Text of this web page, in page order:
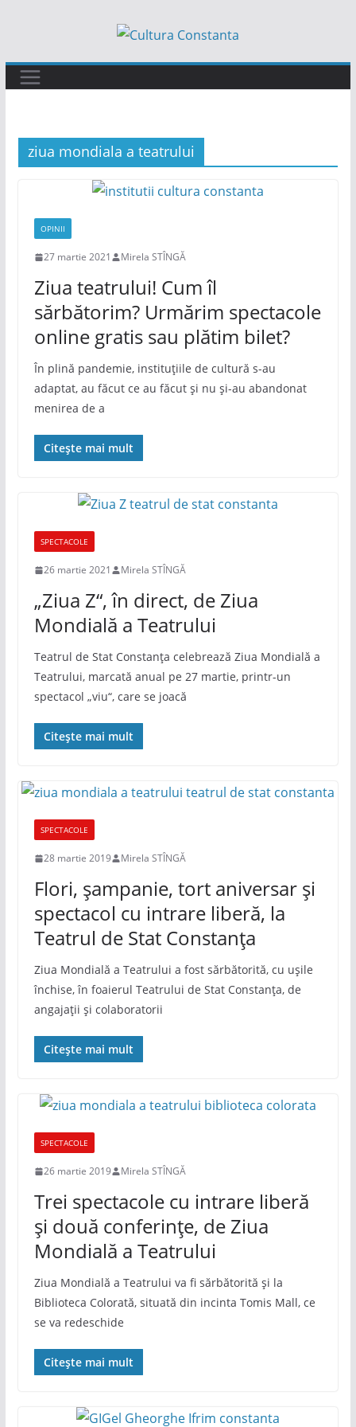
conținut
ziua mondiala a teatrului
OPINII
27 martie 2021 Mirela STÎNGĂ
Ziua teatrului! Cum îl
sărbătorim? Urmărim spectacole
online gratis sau plătim bilet?
În plină pandemie, instituțiile de cultură s-au
adaptat, au făcut ce au făcut și nu și-au abandonat
menirea de a
Citește mai mult
SPECTACOLE
26 martie 2021 Mirela STÎNGĂ
„Ziua Z“, în direct, de Ziua
Mondială a Teatrului
Teatrul de Stat Constanța celebrează Ziua Mondială a
Teatrului, marcată anual pe 27 martie, printr-un
spectacol „viu“, care se joacă
Citește mai mult
SPECTACOLE
28 martie 2019 Mirela STÎNGĂ
Flori, șampanie, tort aniversar și
spectacol cu intrare liberă, la
Teatrul de Stat Constanța
Ziua Mondială a Teatrului a fost sărbătorită, cu ușile
închise, în foaierul Teatrului de Stat Constanța, de
angajații și colaboratorii
Citește mai mult
SPECTACOLE
26 martie 2019 Mirela STÎNGĂ
Trei spectacole cu intrare liberă
și două conferințe, de Ziua
Mondială a Teatrului
Ziua Mondială a Teatrului va fi sărbătorită și la
Biblioteca Colorată, situată din incinta Tomis Mall, ce
se va redeschide
Citește mai mult